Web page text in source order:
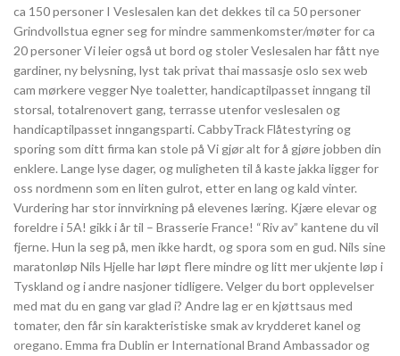
ca 150 personer I Veslesalen kan det dekkes til ca 50 personer
Grindvollstua egner seg for mindre sammenkomster/møter for ca
20 personer Vi leier også ut bord og stoler Veslesalen har fått nye
gardiner, ny belysning, lyst tak privat thai massasje oslo sex web
cam mørkere vegger Nye toaletter, handicaptilpasset inngang til
storsal, totalrenovert gang, terrasse utenfor veslesalen og
handicaptilpasset inngangsparti. CabbyTrack Flåtestyring og
sporing som ditt firma kan stole på Vi gjør alt for å gjøre jobben din
enklere. Lange lyse dager, og muligheten til å kaste jakka ligger for
oss nordmenn som en liten gulrot, etter en lang og kald vinter.
Vurdering har stor innvirkning på elevenes læring. Kjære elevar og
foreldre i 5A! gikk i år til – Brasserie France! “Riv av” kantene du vil
fjerne. Hun la seg på, men ikke hardt, og spora som en gud. Nils sine
maratonløp Nils Hjelle har løpt flere mindre og litt mer ukjente løp i
Tyskland og i andre nasjoner tidligere. Velger du bort opplevelser
med mat du en gang var glad i? Andre lag er en kjøttsaus med
tomater, den får sin karakteristiske smak av krydderet kanel og
oregano. Emma fra Dublin er International Brand Ambassador og